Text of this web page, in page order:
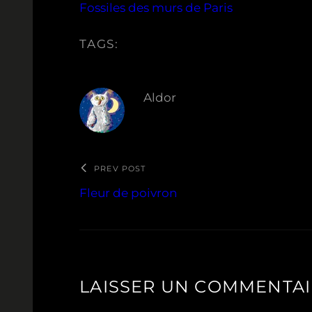
Fossiles des murs de Paris
TAGS:
Aldor
PREV POST
Fleur de poivron
LAISSER UN